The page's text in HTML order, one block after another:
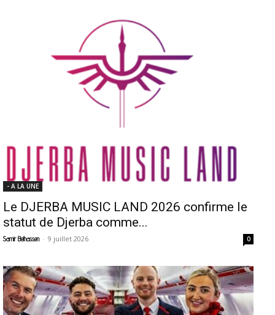
- A LA UNE
Le DJERBA MUSIC LAND 2026 confirme le
statut de Djerba comme...
Samir Belhassen - 9 juillet 2026 0